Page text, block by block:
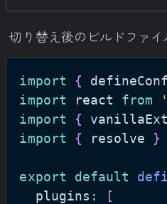
切り替え後のビルドファ
import {
import
react from
import
{
import
{ resolve }
export default
  plugins
:
[